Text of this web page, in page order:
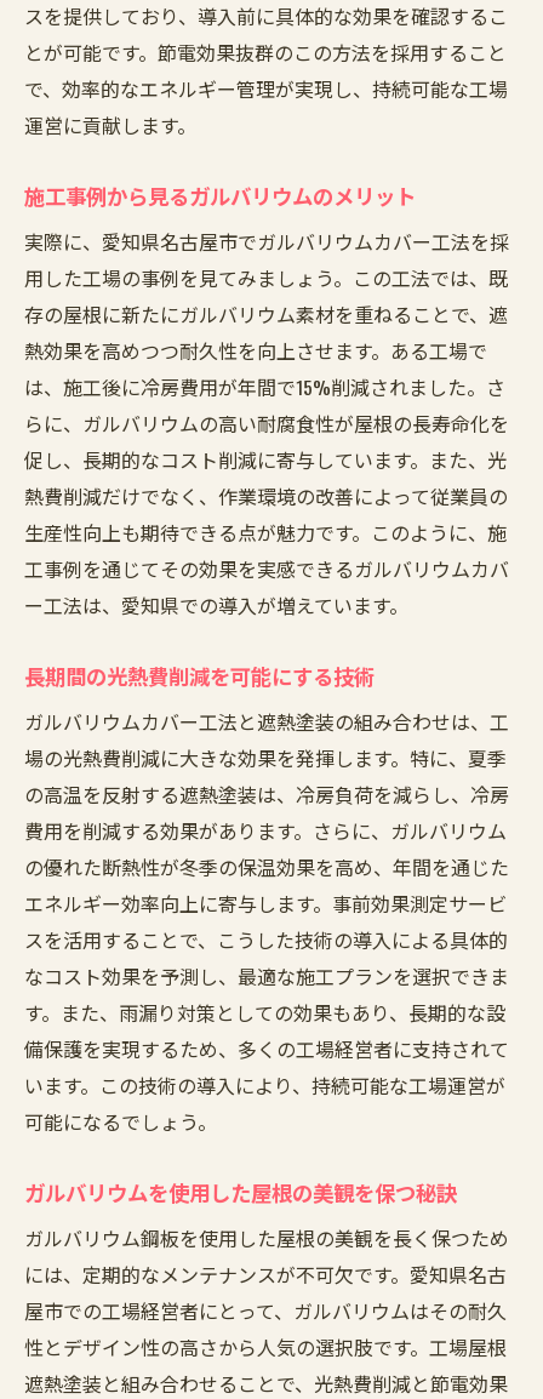
スを提供しており、導入前に具体的な効果を確認するこ
とが可能です。節電効果抜群のこの方法を採用すること
で、効率的なエネルギー管理が実現し、持続可能な工場
運営に貢献します。
施工事例から見るガルバリウムのメリット
実際に、愛知県名古屋市でガルバリウムカバー工法を採
用した工場の事例を見てみましょう。この工法では、既
存の屋根に新たにガルバリウム素材を重ねることで、遮
熱効果を高めつつ耐久性を向上させます。ある工場で
は、施工後に冷房費用が年間で15%削減されました。さ
らに、ガルバリウムの高い耐腐食性が屋根の長寿命化を
促し、長期的なコスト削減に寄与しています。また、光
熱費削減だけでなく、作業環境の改善によって従業員の
生産性向上も期待できる点が魅力です。このように、施
工事例を通じてその効果を実感できるガルバリウムカバ
ー工法は、愛知県での導入が増えています。
長期間の光熱費削減を可能にする技術
ガルバリウムカバー工法と遮熱塗装の組み合わせは、工
場の光熱費削減に大きな効果を発揮します。特に、夏季
の高温を反射する遮熱塗装は、冷房負荷を減らし、冷房
費用を削減する効果があります。さらに、ガルバリウム
の優れた断熱性が冬季の保温効果を高め、年間を通じた
エネルギー効率向上に寄与します。事前効果測定サービ
スを活用することで、こうした技術の導入による具体的
なコスト効果を予測し、最適な施工プランを選択できま
す。また、雨漏り対策としての効果もあり、長期的な設
備保護を実現するため、多くの工場経営者に支持されて
います。この技術の導入により、持続可能な工場運営が
可能になるでしょう。
ガルバリウムを使用した屋根の美観を保つ秘訣
ガルバリウム鋼板を使用した屋根の美観を長く保つため
には、定期的なメンテナンスが不可欠です。愛知県名古
屋市での工場経営者にとって、ガルバリウムはその耐久
性とデザイン性の高さから人気の選択肢です。工場屋根
遮熱塗装と組み合わせることで、光熱費削減と節電効果